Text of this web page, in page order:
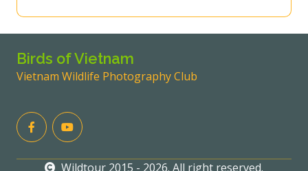
Birds of Vietnam
Vietnam Wildlife Photography Club
Wildtour 2015 - 2026. All right reserved.